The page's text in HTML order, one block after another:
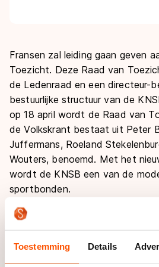
Toestemming Details
Fransen zal leiding gaan geven
Toezicht. Deze Raad van
de Ledenraad en een directeur-
bestuurlijke structuur van de
op 18 april wordt de Raad van
de Volkskrant bestaat uit Peter
Juffermans, Roeland
Wouters, benoemd. Met het
wordt de KNSB een van de
sportbonden.
Op weg naar 2020 heeft de
schaatssport structureel te
effectiever kunnen inspelen op
omgeving, waarbij vraag- en